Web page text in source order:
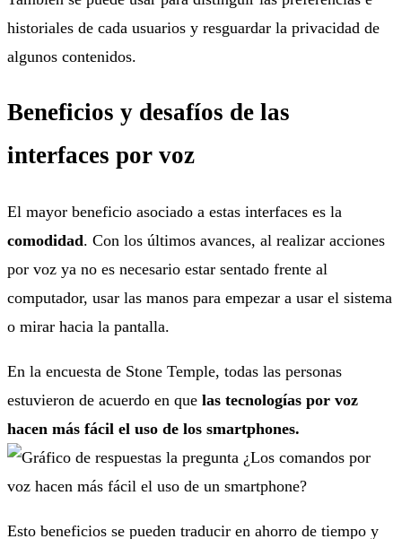
historiales de cada usuarios y resguardar la privacidad de
algunos contenidos.
Beneficios y desafíos de las
interfaces por voz
El mayor beneficio asociado a estas interfaces es la
comodidad. Con los últimos avances, al realizar acciones
por voz ya no es necesario estar sentado frente al
computador, usar las manos para empezar a usar el sistema
o mirar hacia la pantalla.
En la encuesta de Stone Temple, todas las personas
estuvieron de acuerdo en que las tecnologías por voz
hacen más fácil el uso de los smartphones.
Esto beneficios se pueden traducir en ahorro de tiempo y